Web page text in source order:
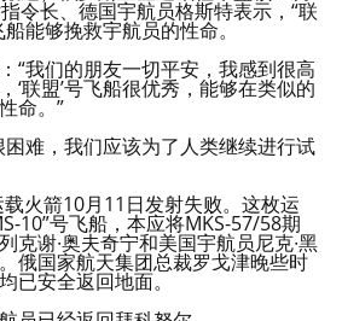
令长、德国宇航员格斯特表示，“联
能够挽救宇航员的性命。
“我们的朋友一切平安，我感到很高
‘联盟’号飞船很优秀，能够在类似的
命。”
难，我们应该为了人类继续进行试
载火箭10月11日发射失败。这枚运
10”号飞船，本应将MKS-57/58期
克谢∙奥夫奇宁和美国宇航员尼克∙黑
俄国家航天集团总裁罗戈津晚些时
已安全返回地面。